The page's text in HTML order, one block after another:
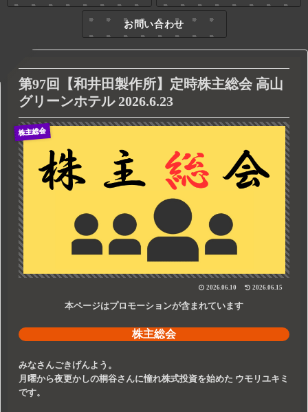
お問い合わせ
第97回【和井田製作所】定時株主総会 高山
グリーンホテル 2026.6.23
株主総会
2026.06.10 2026.06.15
本ページはプロモーションが含まれています
株主総会
みなさんごきげんよう。
月曜から夜更かしの桐谷さんに憧れ株式投資を始めた ウモリユキミ
です。